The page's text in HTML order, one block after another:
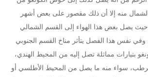
الشمال منه إلا أن ذلك مقصور على بعض أشهر
فصل الشتاء "يناير"K حيث يصل بعض هذا الهواء إلى القسم الشمالي
نفس هذا الفصل يتأثر مناخ القسم الجنوبي
بتيارات مماثلة تصل إليه من المحيط الهندي،
الرطب، سواء منه ما يصل من المحيط الأطلسي أو